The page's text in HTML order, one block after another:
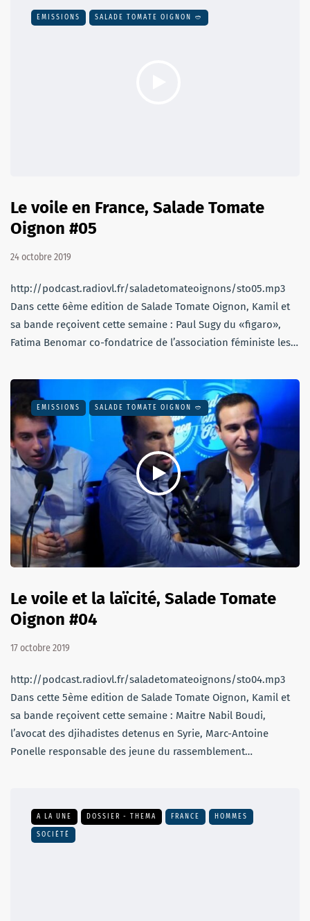
EMISSIONS SALADE TOMATE OIGNON 🥙
Le voile en France, Salade Tomate
Oignon #05
24 octobre 2019
http://podcast.radiovl.fr/saladetomateoignons/sto05.mp3
Dans cette 6ème edition de Salade Tomate Oignon, Kamil et
sa bande reçoivent cette semaine : Paul Sugy du «figaro»,
Fatima Benomar co-fondatrice de l’association féministe les…
EMISSIONS SALADE TOMATE OIGNON 🥙
Le voile et la laïcité, Salade Tomate
Oignon #04
17 octobre 2019
http://podcast.radiovl.fr/saladetomateoignons/sto04.mp3
Dans cette 5ème edition de Salade Tomate Oignon, Kamil et
sa bande reçoivent cette semaine : Maitre Nabil Boudi,
l’avocat des djihadistes detenus en Syrie, Marc-Antoine
Ponelle responsable des jeune du rassemblement…
A LA UNE DOSSIER - THEMA FRANCE HOMMES
SOCIÉTÉ